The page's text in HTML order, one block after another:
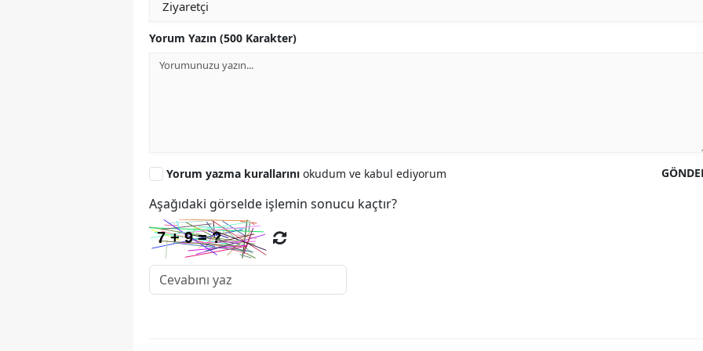
Yorum Yazın (500 Karakter)
Yorum yazma kurallarını okudum ve kabul ediyorum
Aşağıdaki görselde işlemin sonucu kaçtır?